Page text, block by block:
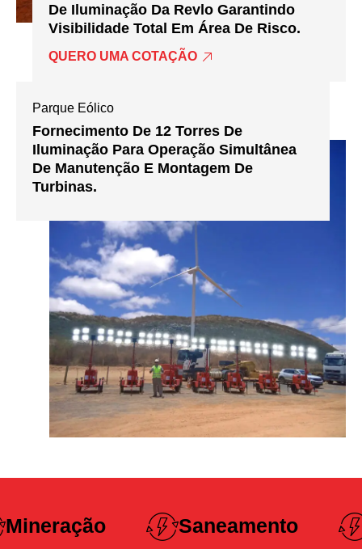
De Iluminação Da Revlo Garantindo
Visibilidade Total Em Área De Risco.
QUERO UMA COTAÇÃO
Parque Eólico
Fornecimento De 12 Torres De
Iluminação Para Operação Simultânea
De Manutenção E Montagem De
Turbinas.
Saneamento
Construção
Pesada